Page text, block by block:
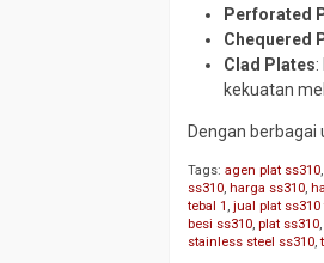
Perforated
Chequered
Clad Plates
kekuatan
Dengan
Tags:agen plat ss310
ss310,harga ss310,
tebal 1 ,jual plat
besi ss310,plat ss310
stainless steel ss310,